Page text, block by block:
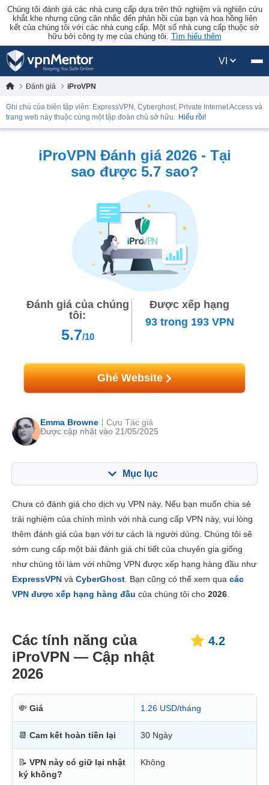
Chúng tôi đánh giá các nhà cung cấp dựa trên thử nghiệm và nghiên cứu
khắt khe nhưng cũng cân nhắc đến phản hồi của bạn và hoa hồng liên
kết của chúng tôi với các nhà cung cấp. Một số nhà cung cấp thuộc sở
hữu bởi công ty mẹ của chúng tôi. Tìm hiểu thêm
VI
Đánh giá iProVPN
Ghi chú của biên tập viên: ExpressVPN, Cyberghost, Private Internet Access và
trang web này thuộc cùng một tập đoàn chủ sở hữu. Hiểu rồi!
iProVPN Đánh giá 2026 - Tại
sao được 5.7 sao?
Đánh giá của chúng
tôi:
5.7/10
Được xếp hạng
93 trong 193VPN
Ghé Website
Emma Browne
Được cập nhật vào 21/05/2025
Cựu Tác giả
Mục lục
Tính năng chính 4.2
Cài đặt & Ứng dụng 6.8
Độ tin cậy và Hỗ trợ 6.8
Chưa có đánh giá cho dịch vụ VPN này. Nếu bạn muốn chia sẻ
trải nghiệm của chính mình với nhà cung cấp VPN này, vui lòng
thêm đánh giá của bạn với tư cách là người dùng. Chúng tôi sẽ
sớm cung cấp một bài đánh giá chi tiết của chuyên gia giống
như chúng tôi làm với những VPN được xếp hạng hàng đầu như
ExpressVPN và CyberGhost. Bạn cũng có thể xem qua các
VPN được xếp hạng hàng đầu của chúng tôi cho 2026.
Các tính năng của
iProVPN — Cập nhật
2026
4.2
💸 Giá 1.26 USD/tháng
📆 Cam kết hoàn tiền lại 30 Ngày
📝 VPN này có giữ lại nhật
ký không?
Không